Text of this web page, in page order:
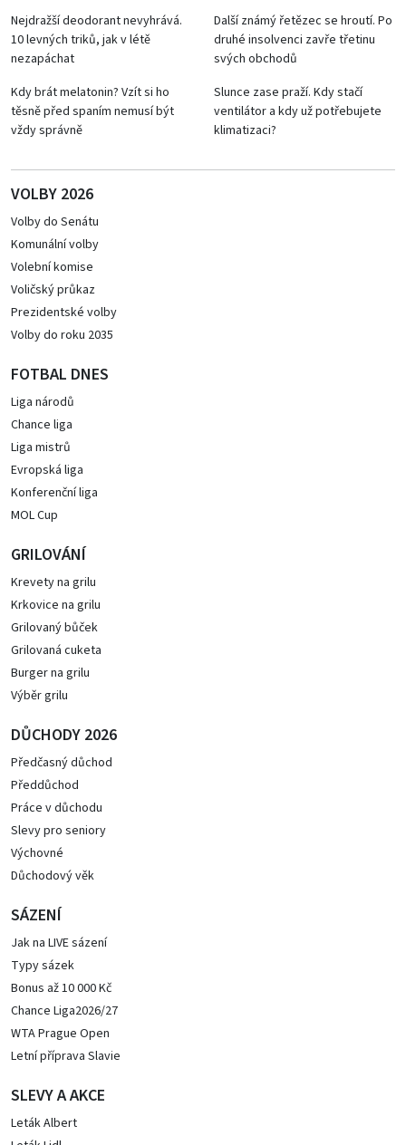
Nejdražší deodorant nevyhrává.
10 levných triků, jak v létě
nezapáchat
Další známý řetězec se hroutí. Po
druhé insolvenci zavře třetinu
svých obchodů
Kdy brát melatonin? Vzít si ho
těsně před spaním nemusí být
vždy správně
Slunce zase praží. Kdy stačí
ventilátor a kdy už potřebujete
klimatizaci?
VOLBY 2026
Volby do Senátu
Komunální volby
Volební komise
Voličský průkaz
Prezidentské volby
Volby do roku 2035
FOTBAL DNES
Liga národů
Chance liga
Liga mistrů
Evropská liga
Konferenční liga
MOL Cup
GRILOVÁNÍ
Krevety na grilu
Krkovice na grilu
Grilovaný bůček
Grilovaná cuketa
Burger na grilu
Výběr grilu
DŮCHODY 2026
Předčasný důchod
Předdůchod
Práce v důchodu
Slevy pro seniory
Výchovné
Důchodový věk
SÁZENÍ
Jak na LIVE sázení
Typy sázek
Bonus až 10 000 Kč
Chance Liga2026/27
WTA Prague Open
Letní příprava Slavie
SLEVY A AKCE
Leták Albert